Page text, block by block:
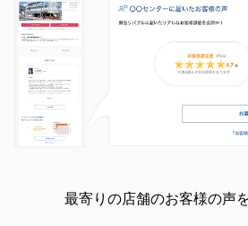
最寄りの店舗のお客様の声